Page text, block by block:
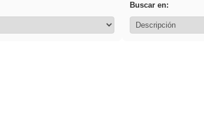
Buscar en: